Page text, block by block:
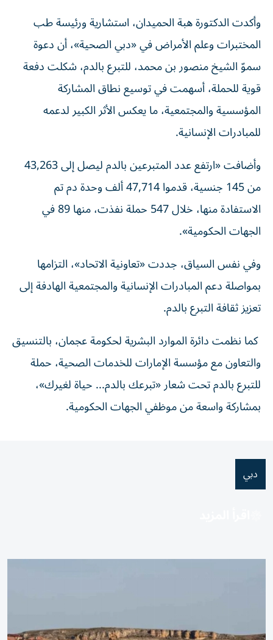
وأكدت الدكتورة هبة الحميدان، استشارية ورئيسة طب
المختبرات وعلم الأمراض في «دبي الصحية»، أن دعوة سموّ
الشيخ منصور بن محمد، للتبرع بالدم، شكلت دفعة قوية
للحملة، أسهمت في توسيع نطاق المشاركة المؤسسية
والمجتمعية، ما يعكس الأثر الكبير لدعمه للمبادرات الإنسانية.
خلال 547 حملة نفذت، منها 89 في الجهات الحكومية».
وفي نفس السياق، جددت «تعاونية الاتحاد»، التزامها بمواصلة
دعم المبادرات الإنسانية والمجتمعية الهادفة إلى تعزيز ثقافة
التبرع بالدم.
كما نظمت دائرة الموارد البشرية لحكومة عجمان، بالتنسيق
والتعاون مع مؤسسة الإمارات للخدمات الصحية، حملة للتبرع
بالدم تحت شعار «تبرعك بالدم... حياة لغيرك»، بمشاركة
دبي